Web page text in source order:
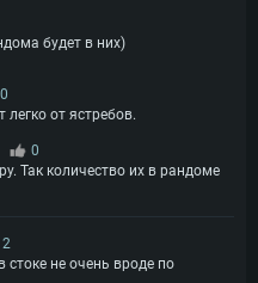
будет в них)
0
легко от ястребов.
0
Так количество их в рандоме
2
не очень вроде по